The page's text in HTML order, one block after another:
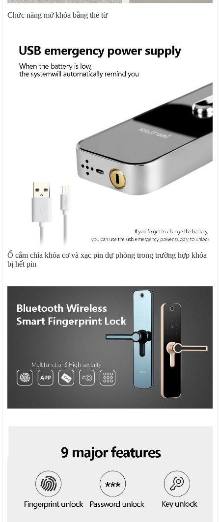
Chức năng mở khóa bằng thẻ từ
Ổ cắm chìa khóa cơ và xạc pin dự phòng trong trường hợp khóa
bị hết pin